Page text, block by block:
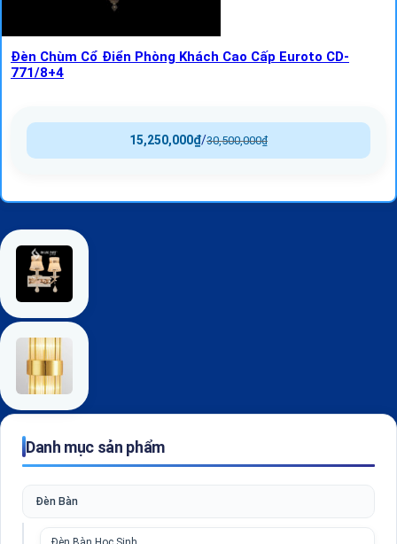
Đèn Chùm Cổ Điển Phòng Khách Cao Cấp Euroto CD-
771/8+4
30,500,000₫
/
15,250,000₫
Danh mục sản phẩm
Đèn Bàn